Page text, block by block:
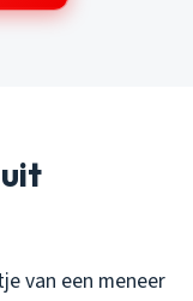
van een meneer